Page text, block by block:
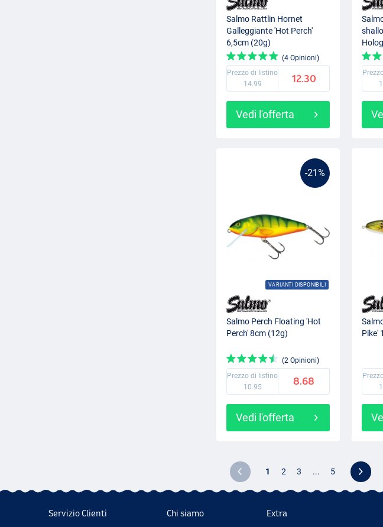
Salmo Rattlin Hornet
Galleggiante 'Hot Perch'
6,5cm (20g)
(4 Opinioni)
Prezzo di listino
14.99
12.30
Vedi l'offerta
-21%
VARIANTI DISPONIBILI
Salmo Perch Floating 'Hot
Perch' 8cm (12g)
(2 Opinioni)
Prezzo di listino
10.95
8.68
Vedi l'offerta
Pike'
1 2 3 ... 5
Servizio Clienti Chi siamo Extra